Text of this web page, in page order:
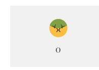
0